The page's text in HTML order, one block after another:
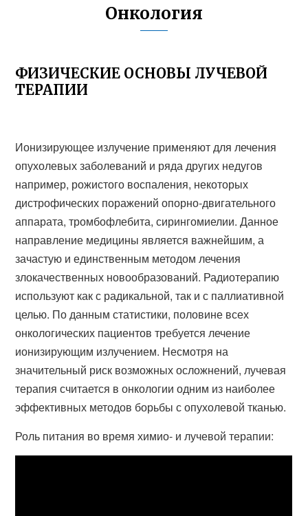
Онкология
ФИЗИЧЕСКИЕ ОСНОВЫ ЛУЧЕВОЙ
ТЕРАПИИ
Ионизирующее излучение применяют для лечения
опухолевых заболеваний и ряда других недугов
например, рожистого воспаления, некоторых
дистрофических поражений опорно-двигательного
аппарата, тромбофлебита, сирингомиелии. Данное
направление медицины является важнейшим, а
зачастую и единственным методом лечения
злокачественных новообразований. Радиотерапию
используют как с радикальной, так и с паллиативной
целью. По данным статистики, половине всех
онкологических пациентов требуется лечение
ионизирующим излучением. Несмотря на
значительный риск возможных осложнений, лучевая
терапия считается в онкологии одним из наиболее
эффективных методов борьбы с опухолевой тканью.
Роль питания во время химио- и лучевой терапии: